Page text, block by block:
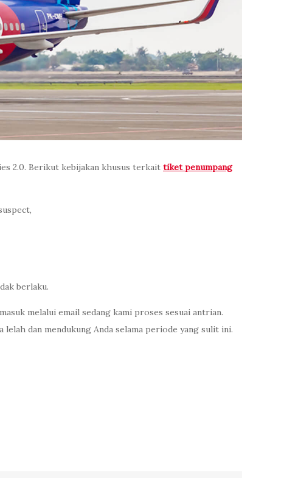
2.0. Berikut kebijakan khusus terkait tiket penumpang
berlaku.
melalui email sedang kami proses sesuai antrian.
dan mendukung Anda selama periode yang sulit ini.